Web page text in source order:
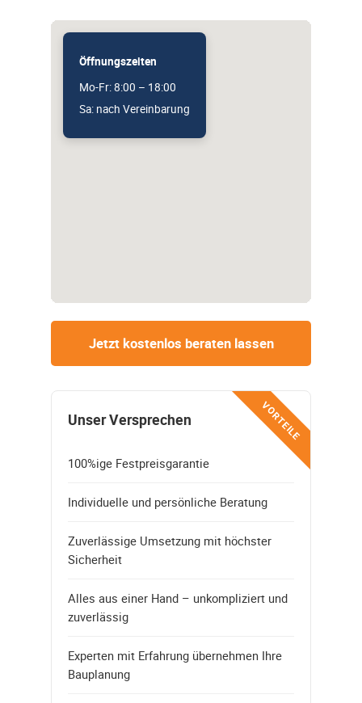
Öffnungszeiten
Mo-Fr: 8:00 – 18:00
Sa: nach Vereinbarung
Jetzt kostenlos beraten lassen
VORTEILE
Unser Versprechen
100%ige Festpreisgarantie
Individuelle und persönliche Beratung
Zuverlässige Umsetzung mit höchster
Sicherheit
Alles aus einer Hand – unkompliziert und
zuverlässig
Experten mit Erfahrung übernehmen Ihre
Bauplanung